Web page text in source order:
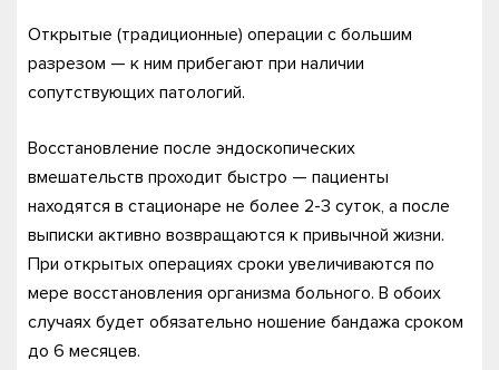
Открытые (традиционные) операции с большим
разрезом — к ним прибегают при наличии
сопутствующих патологий.
Восстановление после эндоскопических
вмешательств проходит быстро — пациенты
находятся в стационаре не более 2-3 суток, а после
выписки активно возвращаются к привычной жизни.
При открытых операциях сроки увеличиваются по
мере восстановления организма больного. В обоих
случаях будет обязательно ношение бандажа сроком
до 6 месяцев.